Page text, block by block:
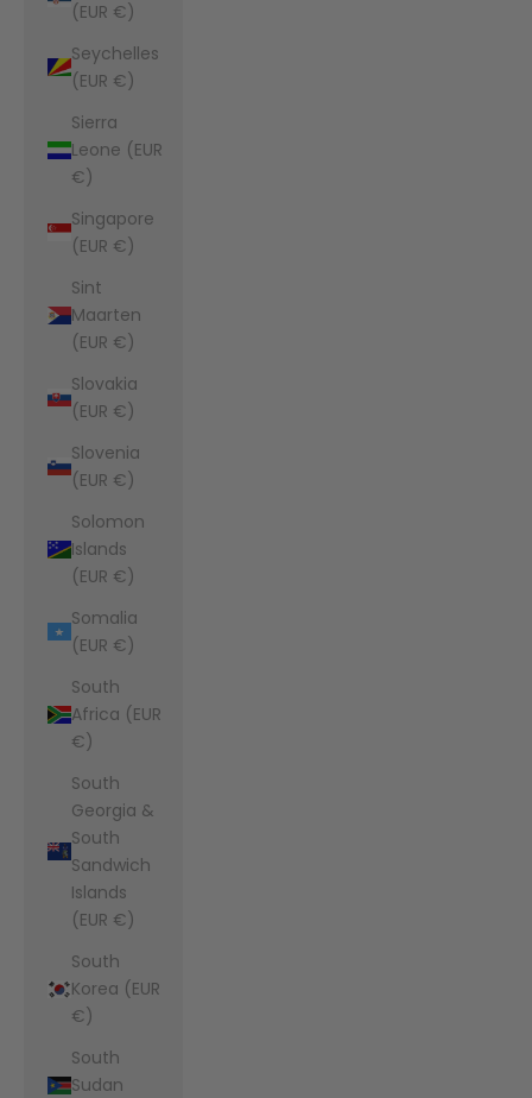
(EUR €)
Seychelles
(EUR €)
Sierra
Leone (EUR
€)
Singapore
(EUR €)
Sint
Maarten
(EUR €)
Slovakia
(EUR €)
Slovenia
(EUR €)
Solomon
Islands
(EUR €)
Somalia
(EUR €)
South
Africa (EUR
€)
South
Georgia &
South
Sandwich
Islands
(EUR €)
South
Korea (EUR
€)
South
Sudan